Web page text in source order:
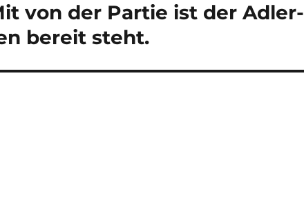
von der Partie ist der Adler-
bereit steht.